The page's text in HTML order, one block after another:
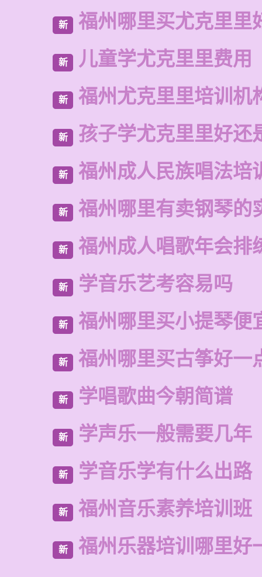
新 福州哪里买尤克里里
新 儿童学尤克里里费用
新 福州尤克里里培训机
新 孩子学尤克里里好还
新 福州成人民族唱法培
新 福州哪里有卖钢琴的
新 福州成人唱歌年会排
新 学音乐艺考容易吗
新 福州哪里买小提琴便
新 福州哪里买古筝好一
新 学唱歌曲今朝简谱
新 学声乐一般需要几年
新 学音乐学有什么出路
新 福州音乐素养培训班
新 福州乐器培训哪里好